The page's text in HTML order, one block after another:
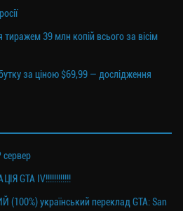
тиражем 39 млн копій всього за вісім
за ціною $69,99 — дослідження
сервер
GTA IV!!!!!!!!!!!!
український переклад GTA: San